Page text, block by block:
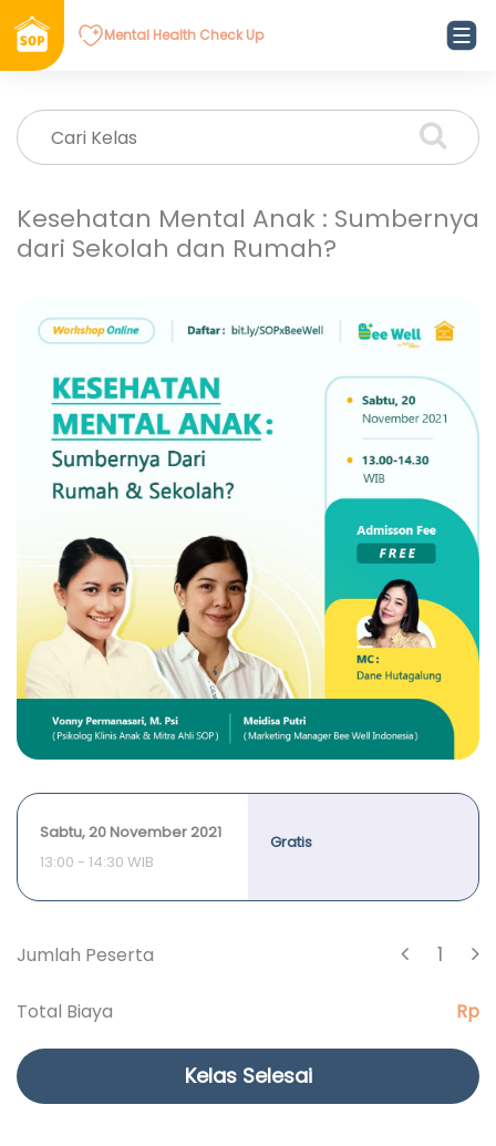
Mental Health Check Up
Kesehatan Mental Anak : Sumbernya
dari Sekolah dan Rumah?
Sabtu, 20 November 2021
13:00 - 14:30 WIB
Gratis
Jumlah Peserta 1
Total Biaya Rp
Kelas Selesai